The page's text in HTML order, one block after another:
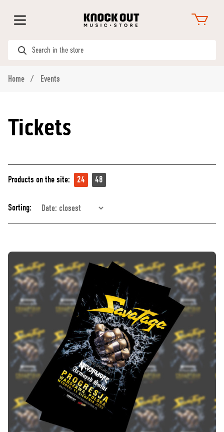
Home Events
Tickets
Products on the site: 24 48
Sorting: